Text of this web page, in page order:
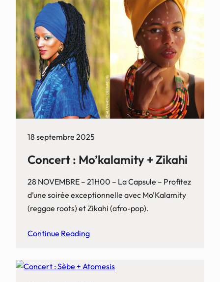
18 septembre 2025
Concert : Mo’kalamity + Zikahi
28 NOVEMBRE – 21H00 – La Capsule – Profitez
d’une soirée exceptionnelle avec Mo’Kalamity
(reggae roots) et Zikahi (afro-pop).
Continue Reading